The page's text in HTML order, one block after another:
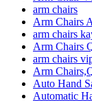
arm chairs
Arm Chairs
arm chairs
Arm Chairs
arm chairs
Arm
Auto Hand
Automatic